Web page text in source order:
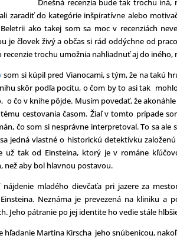
Dnešná recenzia bude tak trochu iná,
zaradiť do kategórie inšpiratívne alebo
ako takej som sa moc v recenziách
je človek živý a občas si rád oddýchne od
recenzie trochu umožnia nahliadnuť aj do iného,
som si kúpil pred Vianocami, s tým, že na takú
skôr podľa pocitu, o čom by to asi tak
o čo v knihe pôjde. Musím povedať, že
cestovania časom. Žiaľ v tomto prípade
čo som si nesprávne interpretoval. To sa ale
jedná vlastné o historickú detektívku
už tak od Einsteina, ktorý je v románe
než aby bol hlavnou postavou.
mladého dievčaťa pri jazere za
Neznáma je prevezená na kliniku
Jeho pátranie po jej identite ho vedie stále
hľadanie Martina Kirscha jeho snúbenicou,